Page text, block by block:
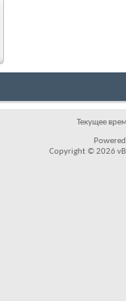
Текущее
Copyright © 2026